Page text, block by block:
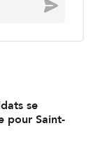
Envoyer
se
pour Saint-